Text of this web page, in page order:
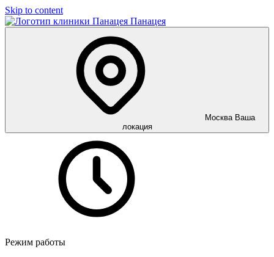
Skip to content
Панацея
Москва Ваша
локация
Режим работы